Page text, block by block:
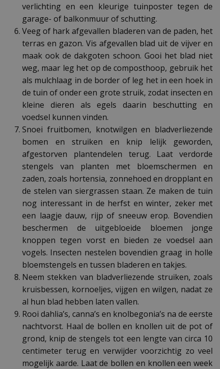
verlichting en een kleurige tuinposter tegen de
garage- of balkonmuur of schutting.
Veeg of hark afgevallen bladeren van de paden, het
terras en gazon. Vis afgevallen blad uit de vijver en
maak ook de dakgoten schoon. Gooi het blad niet
weg, maar leg het op de composthoop, gebruik het
als mulchlaag in de border of leg het in een hoek in
de tuin of onder een grote struik, zodat insecten en
kleine dieren als egels daarin beschutting en
voedsel kunnen vinden.
Snoei fruitbomen, knotwilgen en bladverliezende
bomen en struiken en knip lelijk geworden,
afgestorven plantendelen terug. Laat verdorde
stengels van planten met bloemschermen en
zaden, zoals hortensia, zonnehoed en dropplant en
de stelen van siergrassen staan. Ze maken de tuin
nog interessant in de herfst en winter, zeker met
een laagje dauw, rijp of sneeuw erop. Bovendien
beschermen de uitgebloeide bloemen jonge
knoppen tegen vorst en bieden ze voedsel aan
vogels. Insecten nestelen bovendien graag in holle
bloemstengels en tussen bladeren en takjes.
Neem stekken van bladverliezende struiken, zoals
kruisbessen, kornoeljes, vijgen en wilgen, nadat ze
al hun blad hebben laten vallen.
Rooi dahlia’s, canna’s en knolbegonia’s na de eerste
nachtvorst. Haal de bollen en knollen uit de pot of
grond, knip de stengels tot een lengte van circa 10
centimeter terug en verwijder voorzichtig zo veel
mogelijk aarde. Laat de bollen en knollen een week